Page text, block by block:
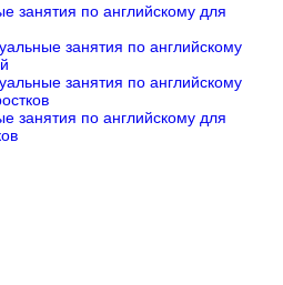
занятия по английскому для
занятия по английскому
занятия по английскому
занятия по английскому для